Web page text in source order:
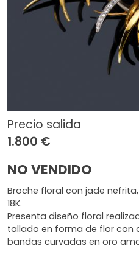
Precio salida
1.800 €
NO VENDIDO
Broche floral con jade
18K.
Presenta diseño floral
tallado en forma de flor con
bandas curvadas en oro